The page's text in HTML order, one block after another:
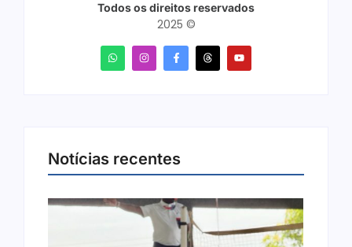
Todos os direitos reservados
2025 ©
Notícias recentes